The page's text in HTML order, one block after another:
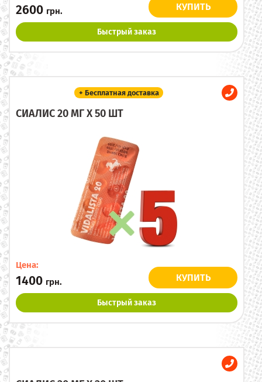
2600 грн. КУПИТЬ
Быстрый заказ
+ Бесплатная доставка
СИАЛИС 20 МГ X 50 ШТ
Цена:
1400 грн. КУПИТЬ
Быстрый заказ